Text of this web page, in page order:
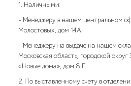
1. Наличными:
- Менеджеру в нашем центральном
Молостовых, дом 14А.
- Менеджеру на выдаче на нашем
Московская область, городской округ
«Новые дома», дом 8 Г.
2. По выставленному счету в